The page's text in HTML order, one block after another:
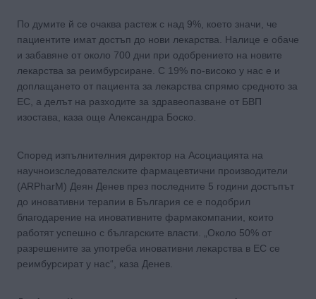
По думите й се очаква растеж с над 9%, което значи, че
пациентите имат достъп до нови лекарства. Налице е обаче
и забавяне от около 700 дни при одобрението на новите
лекарства за реимбурсиране. С 19% по-високо у нас е и
доплащането от пациента за лекарства спрямо средното за
ЕС, а делът на разходите за здравеопазване от БВП
изостава, каза още Александра Боско.
Според изпълнителния директор на Асоциацията на
научноизследователските фармацевтични производители
(ARPharM) Деян Денев през последните 5 години достъпът
до иновативни терапии в България се е подобрил
благодарение на иновативните фармакомпании, които
работят успешно с българските власти. „Около 50% от
разрешените за употреба иновативни лекарства в ЕС се
реимбурсират у нас“, каза Денев.